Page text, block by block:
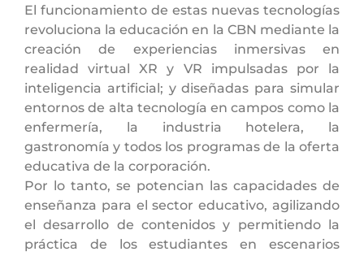
El funcionamiento de estas nuevas tecnologías
revoluciona la educación en la CBN mediante la
creación de experiencias inmersivas en
realidad virtual XR y VR impulsadas por la
inteligencia artificial; y diseñadas para simular
entornos de alta tecnología en campos como la
enfermería, la industria hotelera, la
gastronomía y todos los programas de la oferta
educativa de la corporación.
Por lo tanto, se potencian las capacidades de
enseñanza para el sector educativo, agilizando
el desarrollo de contenidos y permitiendo la
práctica de los estudiantes en escenarios